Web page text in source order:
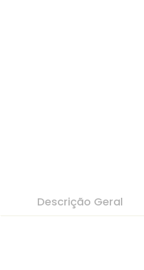
Descrição Geral